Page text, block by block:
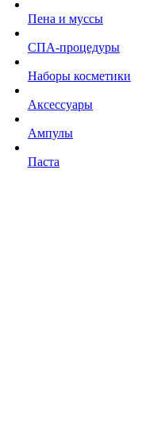
Пена и муссы
СПА-процедуры
Наборы косметики
Аксессуары
Ампулы
Паста